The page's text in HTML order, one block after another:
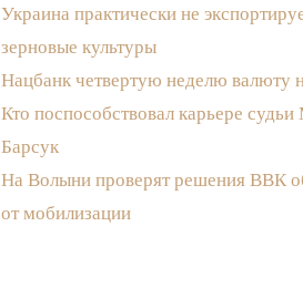
Украина практически не
зерновые культуры
Нацбанк четвертую неделю валюту
Кто поспособствовал карьере
Барсук
На Волыни проверят решения ВВК
от мобилизации